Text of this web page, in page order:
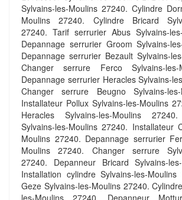
Sylvains-les-Moulins 27240. Cylindre
Moulins 27240. Cylindre Bricard
27240. Tarif serrurier Abus Sylvains-
Depannage serrurier Groom Sylvains-
Depannage serrurier Bezault Sylvains-
Changer serrure Ferco Sylvains-les-
Depannage serrurier Heracles Sylvains-
Changer serrure Beugno Sylvains-
Installateur Pollux Sylvains-les-Moulins
Heracles Sylvains-les-Moulins
Sylvains-les-Moulins 27240. Installateur
Moulins 27240. Depannage serrurier
Moulins 27240. Changer serrure
27240. Depanneur Bricard Sylvains-
Installation cylindre Sylvains-les-
Geze Sylvains-les-Moulins 27240.
les-Moulins 27240. Depanneur